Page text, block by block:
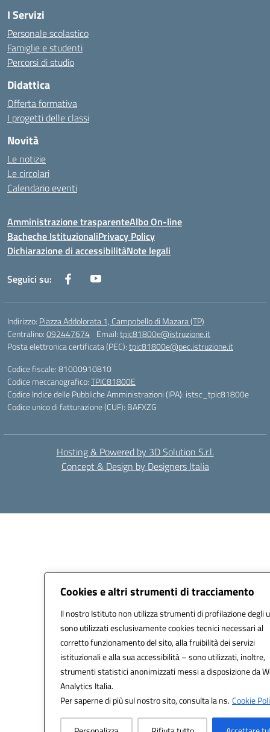
Cookies e altri strumenti di tracciamento
Il nostro Istituto non utilizza strumenti di profilazione degli
sono utilizzati esclusivamente cookies tecnici necessari al
corretto funzionamento del sito, alla fruibilità dei servizi
istituzionali e alla sua accessibilità – sono utilizzati, inoltre,
strumenti statistici anonimizzati messi a disposizione da
Analytics Italia.
Per saperne di più sul nostro sito, consulta la ns.Cookie
I Servizi
Personale scolastico
Famiglie e studenti
Percorsi di studio
Didattica
Offerta formativa
I progetti delle classi
Novità
Le notizie
Le circolari
Calendario eventi
Amministrazione trasparenteAlbo On-line
Bacheche IstituzionaliPrivacy Policy
Dichiarazione di accessibilitàNote legali
Seguici su:
Indirizzo: Piazza Addolorata 1, Campobello di Mazara (TP)
Centralino:092447674 Email:tpic81800e@istruzione.it
Posta elettronica certificata (PEC):tpic81800e@pec.istruzione.it
Codice fiscale: 81000910810
Codice meccanografico:TPIC81800E
Codice Indice delle Pubbliche Amministrazioni (IPA): istsc_tpic81800e
Codice unico di fatturazione (CUF): BAFXZG
Hosting & Powered by 3D Solution S.r.l.
Concept & Design by Designers Italia